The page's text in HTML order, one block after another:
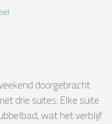
doorgebracht
drie suites. Elke suite
wat het verblijf